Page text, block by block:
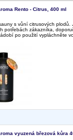
Rento - Citrus, 400 ml
s vůní citrusových
potřebách zákazníka,
po použití vypláchněte
vyuzená březová kůra